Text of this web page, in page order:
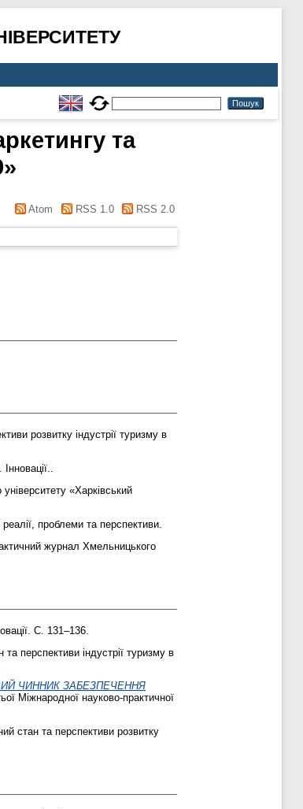
та
Atom RSS 1.0 RSS 2.0
розвитку індустрії туризму в
університету «Харківський
проблеми та перспективи.
журнал Хмельницького
С. 131–136.
перспективи індустрії туризму в
ЧИННИК ЗАБЕЗПЕЧЕННЯ
Міжнародної науково-практичної
стан та перспективи розвитку